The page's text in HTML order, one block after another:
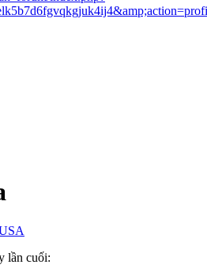
lần cuối: